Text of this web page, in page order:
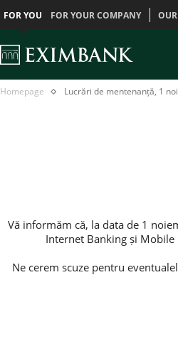
FOR YOU FOR YOUR COMPANY
Homepage ГлавнаяLucrări
Lucrări de mentenanță, 1
Vă informăm că, la data de 1
Internet Banking și
Ne cerem scuze pentru